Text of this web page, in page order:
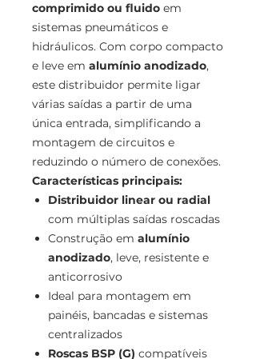
comprimido ou fluido em
sistemas pneumáticos e
hidráulicos. Com corpo compacto
e leve em alumínio anodizado,
este distribuidor permite ligar
várias saídas a partir de uma
única entrada, simplificando a
montagem de circuitos e
reduzindo o número de conexões.
Características principais:
Distribuidor linear ou radial
com múltiplas saídas roscadas
Construção em alumínio
anodizado, leve, resistente e
anticorrosivo
Ideal para montagem em
painéis, bancadas e sistemas
centralizados
Roscas BSP (G) compatíveis